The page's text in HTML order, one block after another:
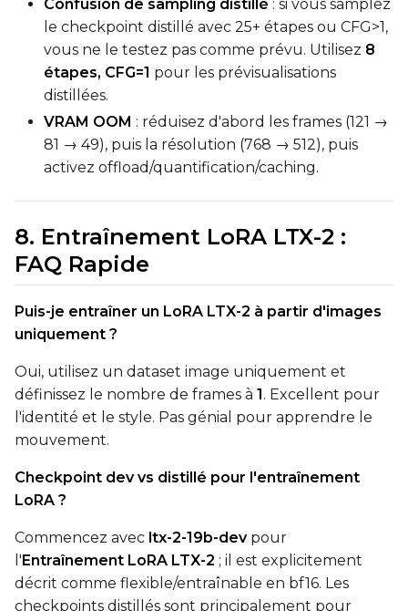
Confusion de sampling distillé : si vous samplez
le checkpoint distillé avec 25+ étapes ou CFG>1,
vous ne le testez pas comme prévu. Utilisez 8
étapes, CFG=1 pour les prévisualisations
distillées.
VRAM OOM : réduisez d'abord les frames (121 →
81 → 49), puis la résolution (768 → 512), puis
activez offload/quantification/caching.
8. Entraînement LoRA LTX-2 :
FAQ Rapide
Puis-je entraîner un LoRA LTX-2 à partir d'images
uniquement ?
Oui, utilisez un dataset image uniquement et
définissez le nombre de frames à 1. Excellent pour
l'identité et le style. Pas génial pour apprendre le
mouvement.
Checkpoint dev vs distillé pour l'entraînement
LoRA ?
Commencez avec ltx-2-19b-devpour
l'Entraînement LoRA LTX-2 ; il est explicitement
décrit comme flexible/entraînable en bf16. Les
checkpoints distillés sont principalement pour